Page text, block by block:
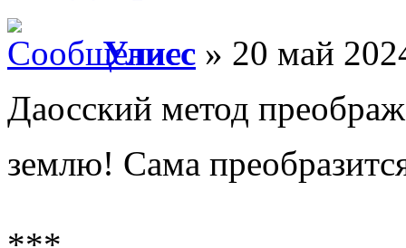
Улисс » 20 май
Даосский метод
землю! Сама